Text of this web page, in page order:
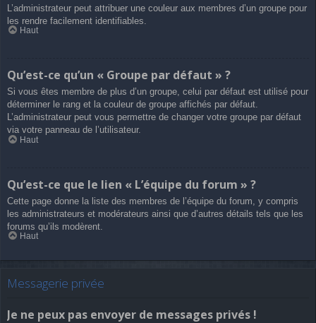
L’administrateur peut attribuer une couleur aux membres d’un groupe pour
les rendre facilement identifiables.
Haut
Qu’est-ce qu’un « Groupe par défaut » ?
Si vous êtes membre de plus d’un groupe, celui par défaut est utilisé pour
déterminer le rang et la couleur de groupe affichés par défaut.
L’administrateur peut vous permettre de changer votre groupe par défaut
via votre panneau de l’utilisateur.
Haut
Qu’est-ce que le lien « L’équipe du forum » ?
Cette page donne la liste des membres de l’équipe du forum, y compris
les administrateurs et modérateurs ainsi que d’autres détails tels que les
forums qu’ils modèrent.
Haut
Messagerie privée
Je ne peux pas envoyer de messages privés !